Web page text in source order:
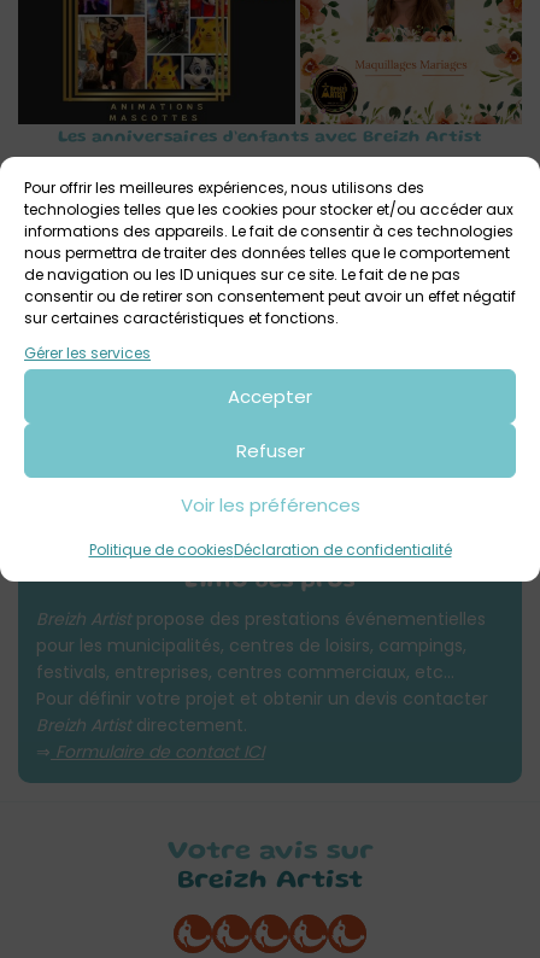
Pour offrir les meilleures expériences, nous utilisons des
technologies telles que les cookies pour stocker et/ou accéder aux
informations des appareils. Le fait de consentir à ces technologies
nous permettra de traiter des données telles que le comportement
de navigation ou les ID uniques sur ce site. Le fait de ne pas
consentir ou de retirer son consentement peut avoir un effet négatif
sur certaines caractéristiques et fonctions.
Gérer les services
Accepter
Refuser
Voir les préférences
Politique de cookiesDéclaration de confidentialité
Les anniversaires d’enfants avec Breizh Artist
héros préférés
l’occasion de sa fête d’anniversaire : Olaf, Super Mario,
Pikachu, Harry Potter, etc… ! Emotions garanties avec la
venue d’une mascotte ou d’un cosplayer ! Organisez un
anniversaire «comme maman» pour vos princesses, avec
maquillage, coiffure, paillettes strass, tatouages
éphémères , … !
Toutes ces prestations se font sur réservation et sur devis.
Pour plus d’infos et pour obtenir un devis, contacter
Artist
par mail à breizhartistm@gmail.com ou par téléphone
au 07 66 8963 24.
L'info des pros
Breizh Artistpropose des prestations événementielles
pour les municipalités, centres de loisirs, campings,
festivals, entreprises, centres commerciaux, etc…
Pour définir votre projet et obtenir un devis contacter
Breizh Artistdirectement.
⇒ Formulaire de contact ICI
Votre avis sur
Breizh Artist